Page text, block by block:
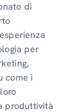
di
per
come i
produttività